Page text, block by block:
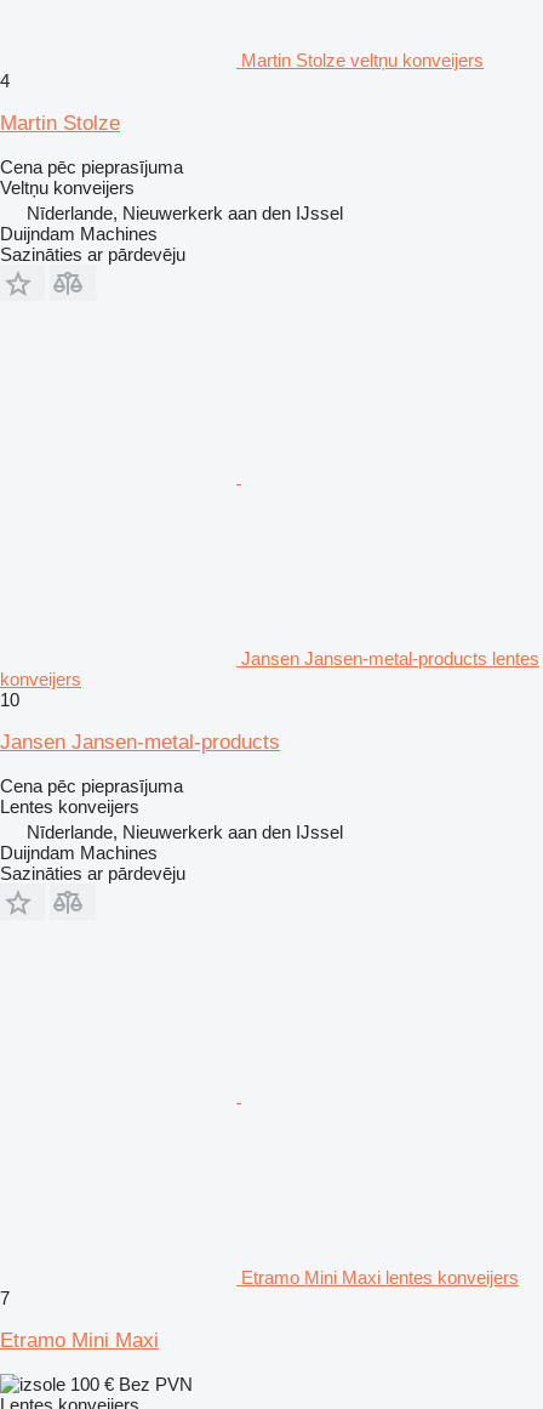
Martin Stolze veltņu konveijers
4
Martin Stolze
Cena pēc pieprasījuma
Veltņu konveijers
Nīderlande, Nieuwerkerk aan den IJssel
Duijndam Machines
Sazināties ar pārdevēju
Jansen Jansen-metal-products lentes
konveijers
10
Jansen Jansen-metal-products
Cena pēc pieprasījuma
Lentes konveijers
Nīderlande, Nieuwerkerk aan den IJssel
Duijndam Machines
Sazināties ar pārdevēju
Etramo Mini Maxi lentes konveijers
7
Etramo Mini Maxi
100 € Bez PVN
Lentes konveijers